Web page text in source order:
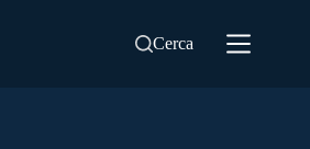
Cerca